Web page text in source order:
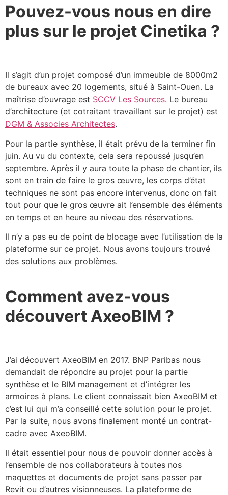
Pouvez-vous nous en dire
plus sur le projet Cinetika ?
Il s’agit d’un projet composé d’un immeuble de 8000m2
de bureaux avec 20 logements, situé à Saint-Ouen. La
maîtrise d’ouvrage est SCCV Les Sources. Le bureau
d’architecture (et cotraitant travaillant sur le projet) est
DGM & Associes Architectes.
Pour la partie synthèse, il était prévu de la terminer fin
juin. Au vu du contexte, cela sera repoussé jusqu’en
septembre. Après il y aura toute la phase de chantier, ils
sont en train de faire le gros œuvre, les corps d’état
techniques ne sont pas encore intervenus, donc on fait
tout pour que le gros œuvre ait l’ensemble des éléments
en temps et en heure au niveau des réservations.
Il n’y a pas eu de point de blocage avec l’utilisation de la
plateforme sur ce projet. Nous avons toujours trouvé
des solutions aux problèmes.
Comment avez-vous
découvert AxeoBIM ?
J’ai découvert AxeoBIM en 2017. BNP Paribas nous
demandait de répondre au projet pour la partie
synthèse et le BIM management et d’intégrer les
armoires à plans. Le client connaissait bien AxeoBIM et
c’est lui qui m’a conseillé cette solution pour le projet.
Par la suite, nous avons finalement monté un contrat-
cadre avec AxeoBIM.
Il était essentiel pour nous de pouvoir donner accès à
l’ensemble de nos collaborateurs à toutes nos
maquettes et documents de projet sans passer par
Revit ou d’autres visionneuses. La plateforme de